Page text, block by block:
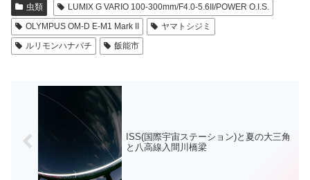
虫類
LUMIX G VARIO 100-300mm/F4.0-5.6II/POWER O.I.S.
OLYMPUS OM-D E-M1 Mark II
ヤマトシジミ
ルリモンハナバチ
飯能市
ISS(国際宇宙ステーション)と夏の大三角
と八高線入間川橋梁